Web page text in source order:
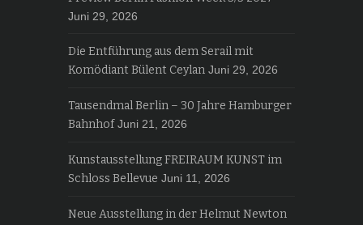
Juni 29, 2026
Die Entführung aus dem Serail mit
Komödiant Bülent Ceylan Juni 29, 2026
Tausendmal Berlin – 30 Jahre Hamburger
Bahnhof Juni 21, 2026
Kunstausstellung FREIRAUM KUNST im
Schloss Bellevue Juni 11, 2026
Neue Ausstellung in der Helmut Newton